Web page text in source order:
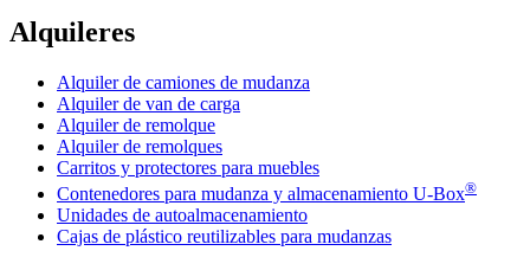
Alquileres
Alquiler de camiones de mudanza
Alquiler de van de carga
Alquiler de remolque
Alquiler de remolques
Carritos y protectores para muebles
Contenedores para mudanza y almacenamiento U-Box®
Unidades de autoalmacenamiento
Cajas de plástico reutilizables para mudanzas